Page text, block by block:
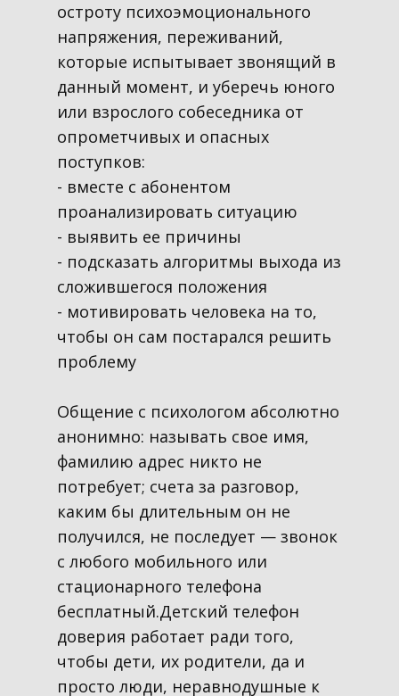
остроту психоэмоционального
напряжения, переживаний,
которые испытывает звонящий в
данный момент, и уберечь юного
или взрослого собеседника от
опрометчивых и опасных
поступков:
- вместе с абонентом
проанализировать ситуацию
- выявить ее причины
- подсказать алгоритмы выхода из
сложившегося положения
- мотивировать человека на то,
чтобы он сам постарался решить
проблему
Общение с психологом абсолютно
анонимно: называть свое имя,
фамилию адрес никто не
потребует; счета за разговор,
каким бы длительным он не
получился, не последует — звонок
с любого мобильного или
стационарного телефона
бесплатный.Детский телефон
доверия работает ради того,
чтобы дети, их родители, да и
просто люди, неравнодушные к